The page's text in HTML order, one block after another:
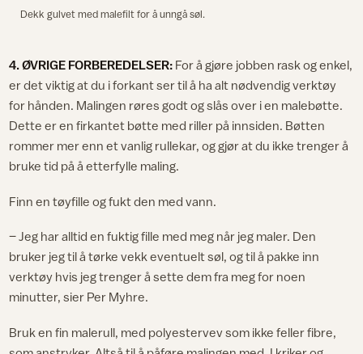
Dekk gulvet med malefilt for å unngå søl.
4. ØVRIGE FORBEREDELSER: For å gjøre jobben rask og enkel,
er det viktig at du i forkant ser til å ha alt nødvendig verktøy
for hånden. Malingen røres godt og slås over i en malebøtte.
Dette er en firkantet bøtte med riller på innsiden. Bøtten
rommer mer enn et vanlig rullekar, og gjør at du ikke trenger å
bruke tid på å etterfylle maling.
Finn en tøyfille og fukt den med vann.
– Jeg har alltid en fuktig fille med meg når jeg maler. Den
bruker jeg til å tørke vekk eventuelt søl, og til å pakke inn
verktøy hvis jeg trenger å sette dem fra meg for noen
minutter, sier Per Myhre.
Bruk en fin malerull, med polyestervev som ikke feller fibre,